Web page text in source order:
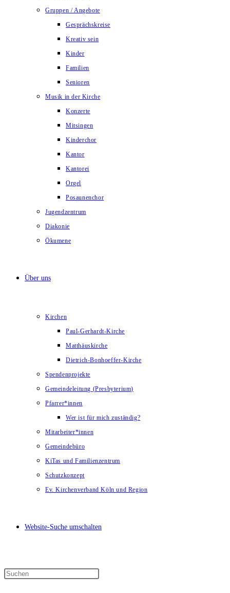
Gruppen / Angebote
Gesprächskreise
Kreativ sein
Kinder
Familien
Senioren
Musik in der Kirche
Konzerte
Mitsingen
Kinderchor
Kantor
Kantorei
Orgel
Posaunenchor
Jugendzentrum
Diakonie
Ökumene
Über uns
Kirchen
Paul-Gerhardt-Kirche
Matthäuskirche
Dietrich-Bonhoeffer-Kirche
Spendenprojekte
Gemeindeleitung (Presbyterium)
Pfarrer*innen
Wer ist für mich zuständig?
Mitarbeiter*innen
Gemeindebüro
KiTas und Familienzentrum
Schutzkonzept
Ev. Kirchenverband Köln und Region
Website-Suche umschalten